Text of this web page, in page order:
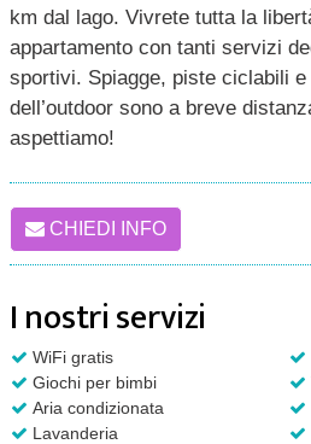
km dal lago. Vivrete tutta la
appartamento con tanti servizi
sportivi. Spiagge, piste ciclabili
dell’outdoor sono a breve
aspettiamo!
CHIEDI INFO
I nostri servizi
WiFi gratis
Giochi per bimbi
Aria condizionata
Lavanderia